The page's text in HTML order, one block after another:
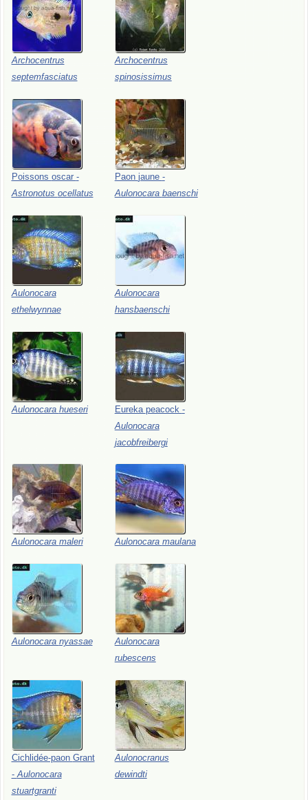
Archocentrus
septemfasciatus
Archocentrus
spinosissimus
Poissons oscar -
Astronotus ocellatus
Paon jaune -
Aulonocara baenschi
Aulonocara
ethelwynnae
Aulonocara
hansbaenschi
Aulonocara hueseri Eureka peacock -
Aulonocara
jacobfreibergi
Aulonocara maleri Aulonocara maulana
Aulonocara nyassae
Aulonocara
rubescens
Cichlidée-paon Grant
-Aulonocara
stuartgranti
Aulonocranus
dewindti